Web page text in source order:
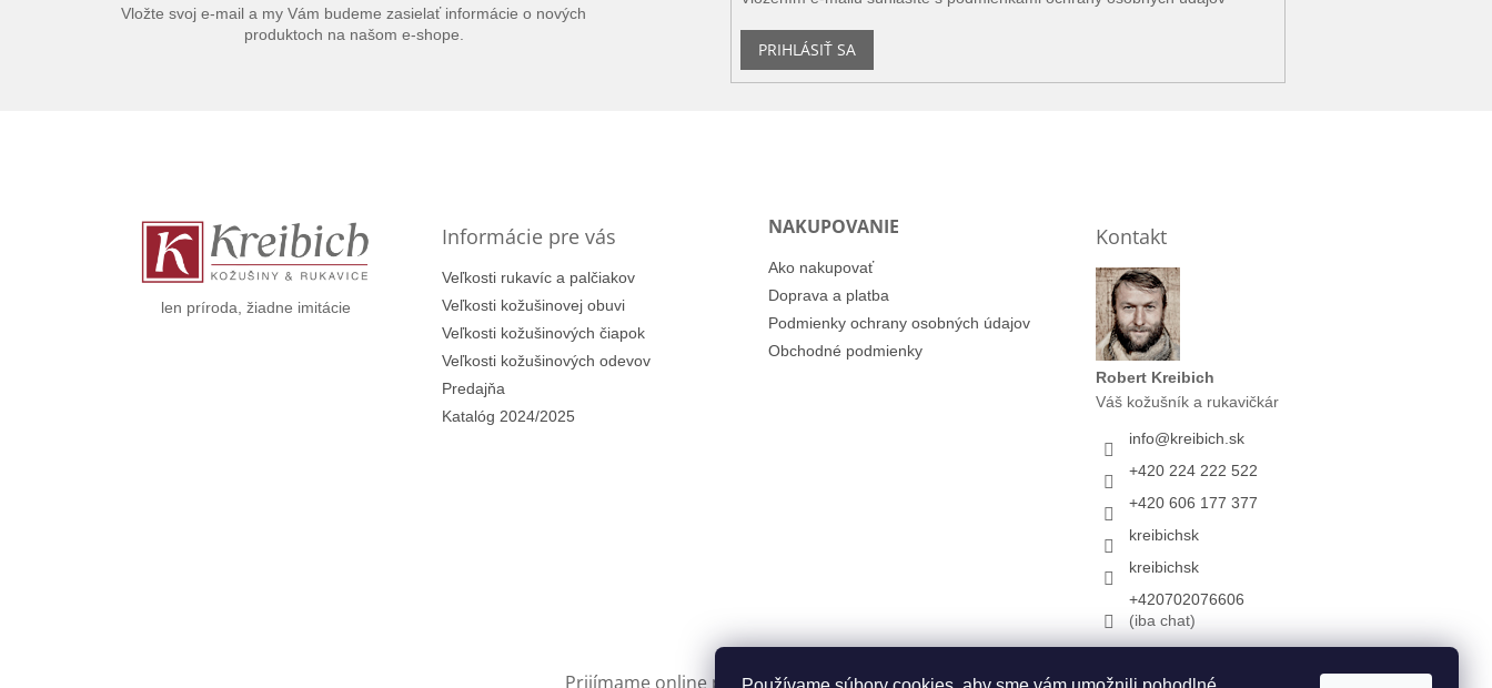
Vložte svoj e-mail a my Vám budeme zasielať informácie o nových
produktoch na našom e-shope.
PRIHLÁSIŤ SA
len príroda, žiadne imitácie
Informácie pre vás
Veľkosti rukavíc a palčiakov
Veľkosti kožušinovej obuvi
Veľkosti kožušinových čiapok
Veľkosti kožušinových odevov
Predajňa
Katalóg 2024/2025
NAKUPOVANIE
Ako nakupovať
Doprava a platba
Podmienky ochrany osobných údajov
Obchodné podmienky
Kontakt
Robert Kreibich
Váš kožušník a rukavičkár
info@kreibich.sk
+420 224 222 522
+420 606 177 377
kreibichsk
kreibichsk
+420702076606
(iba chat)
Prijímame online platby